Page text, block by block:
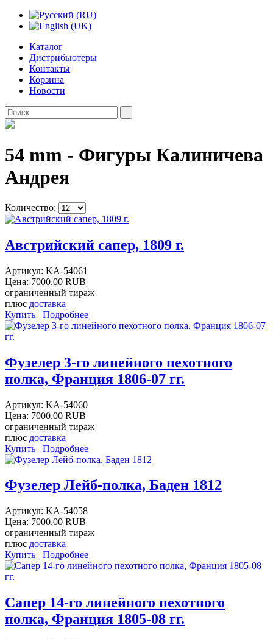
Каталог
Дистрибьютеры
Контакты
Корзина
Новости
54 mm - Фигуры Калиничева
Андрея
Количество:
Австрийский сапер, 1809 г.
Артикул: KA-54061
Цена: 7000.00 RUB
ограниченный тираж
плюс доставка
Купить
Подробнее
Фузелер 3-го линейного пехотного
полка, Франция 1806-07 гг.
Артикул: KA-54060
Цена: 7000.00 RUB
ограниченный тираж
плюс доставка
Купить
Подробнее
Фузелер Лейб-полка, Баден 1812
Артикул: KA-54058
Цена: 7000.00 RUB
ограниченный тираж
плюс доставка
Купить
Подробнее
Сапер 14-го линейного пехотного
полка, Франция 1805-08 гг.